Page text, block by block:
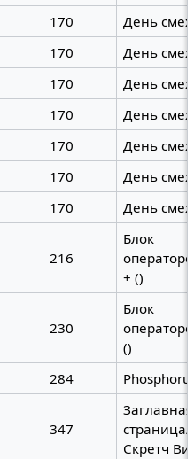
170
День
170
День
170
День
170
День
170
День
170
День
170 День
216
Блок
+ ()
230
Блок
()
284
347
Заглавная
страница/
Скретч